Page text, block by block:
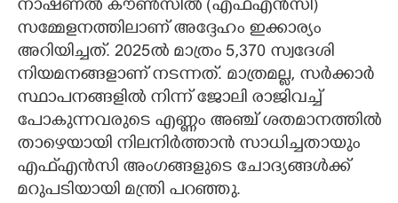
CONTACT US
നാഷണൽ കൗൺസിൽ (എഫ്‌എൻസി)
സമ്മേളനത്തിലാണ് അദ്ദേഹം ഇക്കാര്യം
അറിയിച്ചത്. 2025ൽ മാത്രം 5,370 സ്വദേശി
നിയമനങ്ങളാണ് നടന്നത്. മാത്രമല്ല, സർക്കാർ
സ്ഥാപനങ്ങളിൽ നിന്ന് ജോലി രാജിവച്ച്
പോകുന്നവരുടെ എണ്ണം അഞ്ച് ശതമാനത്തിൽ
താഴെയായി നിലനിർത്താൻ സാധിച്ചതായും
എഫ്‌എൻസി അംഗങ്ങളുടെ ചോദ്യങ്ങൾക്ക്
മറുപടിയായി മന്ത്രി പറഞ്ഞു.